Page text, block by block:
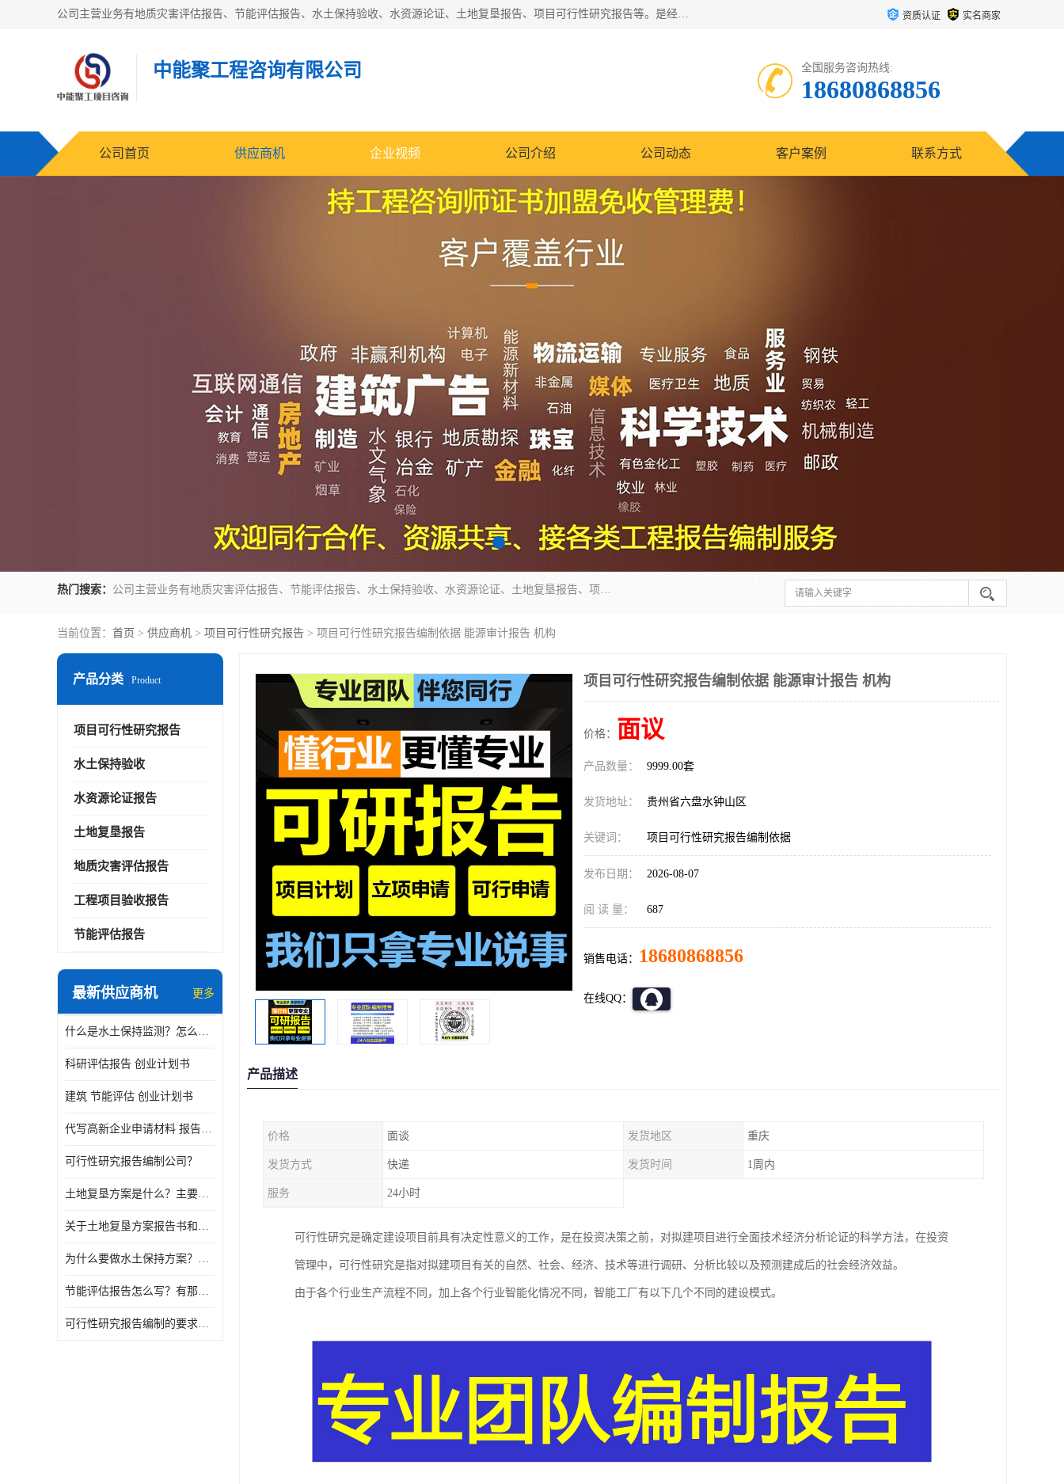
公司主营业务有地质灾害评估报告、节能评估报告、水土保持验收、水资源论证、土地复垦报告、项目可行性研究报告等。是经国家工商总局批准，在法律、法规、决定规定禁止的不得经营；法律、法规、决定规定应当许可（审批）的，经审批机关批准后凭许可（审批）文件经营;法律、法规，市场主体自主选择经营。 资质认证 实名商家
中能聚工程咨询有限公司 全国服务咨询热线:
18680868856
公司首页 供应商机 企业视频 公司介绍 公司动态 客户案例 联系方式
热门搜索： 公司主营业务有地质灾害评估报告、节能评估报告、水土保持验收、水资源论证、土地复垦报告、项目可行性研究报告等。是经国家工商总局批准，在法律、法规、决定规定禁止的不得经营；法律、法规、决定规定应当许可（审批）的，经审批机关批准后凭许可（审批）文件经营;法律、法规，市场主体自主选择经营。
当前位置： 首页 > 供应商机 > 项目可行性研究报告 > 项目可行性研究报告编制依据 能源审计报告 机构
产品分类 Product
项目可行性研究报告
水土保持验收
水资源论证报告
土地复垦报告
地质灾害评估报告
工程项目验收报告
节能评估报告
最新供应商机 更多
什么是水土保持监测？怎么做水土保持监测？
科研评估报告 创业计划书
建筑 节能评估 创业计划书
代写高新企业申请材料 报告公司
可行性研究报告编制公司？
土地复垦方案是什么？主要编制什么内容？
关于土地复垦方案报告书和报告表编制的问题？
为什么要做水土保持方案？需要验收水保方案吗？
节能评估报告怎么写？有那些要求？
可行性研究报告编制的要求？什么是可行性研究报告？
项目可行性研究报告编制依据 能源审计报告 机构
价格： 面议
产品数量： 9999.00套
发货地址： 贵州省六盘水钟山区
关键词： 项目可行性研究报告编制依据
发布日期： 2026-08-07
阅 读 量： 687
销售电话： 18680868856
在线QQ：
产品描述
价格 面谈 发货地区 重庆
发货方式 快递 发货时间 1周内
服务 24小时
可行性研究是确定建设项目前具有决定性意义的工作，是在投资决策之前，对拟建项目进行全面技术经济分析论证的科学方法，在投资
管理中，可行性研究是指对拟建项目有关的自然、社会、经济、技术等进行调研、分析比较以及预测建成后的社会经济效益。
由于各个行业生产流程不同，加上各个行业智能化情况不同，智能工厂有以下几个不同的建设模式。